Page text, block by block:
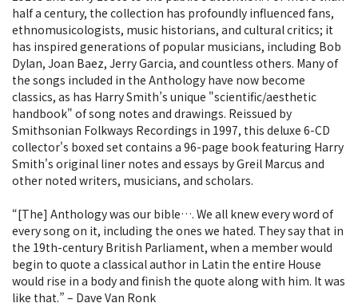
half a century, the collection has profoundly influenced fans,
ethnomusicologists, music historians, and cultural critics; it
has inspired generations of popular musicians, including Bob
Dylan, Joan Baez, Jerry Garcia, and countless others. Many of
the songs included in the Anthology have now become
classics, as has Harry Smith’s unique "scientific/aesthetic
handbook" of song notes and drawings. Reissued by
Smithsonian Folkways Recordings in 1997, this deluxe 6-CD
collector's boxed set contains a 96-page book featuring Harry
Smith's original liner notes and essays by Greil Marcus and
other noted writers, musicians, and scholars.
“[The] Anthology was our bible…. We all knew every word of
every song on it, including the ones we hated. They say that in
the 19th-century British Parliament, when a member would
begin to quote a classical author in Latin the entire House
would rise in a body and finish the quote along with him. It was
like that.” – Dave Van Ronk